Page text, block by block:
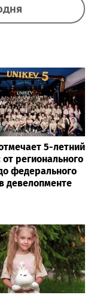
5-летний
регионального
федерального
девелопменте